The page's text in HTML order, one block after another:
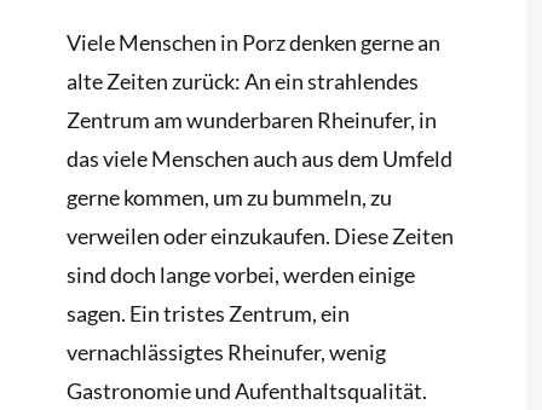
Viele Menschen in Porz denken gerne an
alte Zeiten zurück: An ein strahlendes
Zentrum am wunderbaren Rheinufer, in
das viele Menschen auch aus dem Umfeld
gerne kommen, um zu bummeln, zu
verweilen oder einzukaufen. Diese Zeiten
sind doch lange vorbei, werden einige
sagen. Ein tristes Zentrum, ein
vernachlässigtes Rheinufer, wenig
Gastronomie und Aufenthaltsqualität.